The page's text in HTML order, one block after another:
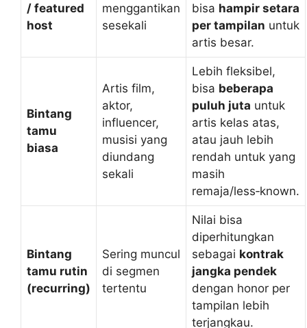
/ featured
host
menggantikan
sesekali
bisa hampir setara
per tampilan untuk
artis besar.
Bintang
tamu
biasa
Artis film,
aktor,
influencer,
musisi yang
diundang
sekali
Lebih fleksibel,
bisa beberapa
puluh juta untuk
artis kelas atas,
atau jauh lebih
rendah untuk yang
masih
remaja/less‑known.
Bintang
tamu rutin
(recurring)
Sering muncul
di segmen
tertentu
Nilai bisa
diperhitungkan
sebagai kontrak
jangka pendek
dengan honor per
tampilan lebih
terjangkau.